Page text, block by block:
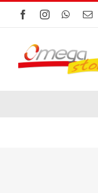
Saltar
contenido